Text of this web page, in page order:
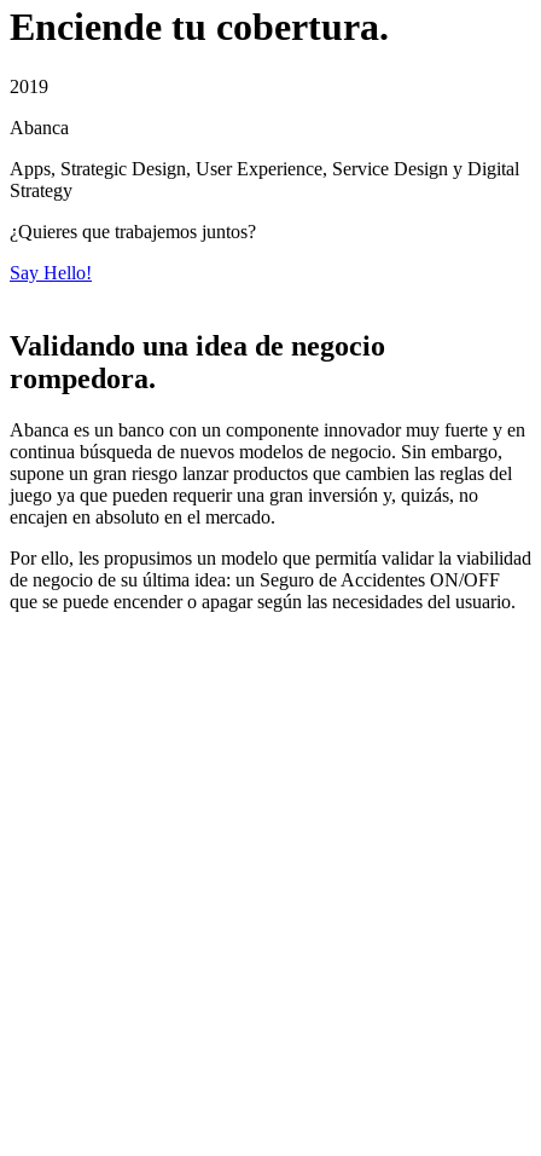
Enciende tu cobertura.
2019
Abanca
Apps, Strategic Design, User Experience, Service Design y Digital
Strategy
¿Quieres que trabajemos juntos?
Say Hello!
Validando una idea de negocio
rompedora.
Abanca es un banco con un componente innovador muy fuerte y en
continua búsqueda de nuevos modelos de negocio. Sin embargo,
supone un gran riesgo lanzar productos que cambien las reglas del
juego ya que pueden requerir una gran inversión y, quizás, no
encajen en absoluto en el mercado.
Por ello, les propusimos un modelo que permitía validar la viabilidad
de negocio de su última idea: un Seguro de Accidentes ON/OFF
que se puede encender o apagar según las necesidades del usuario.